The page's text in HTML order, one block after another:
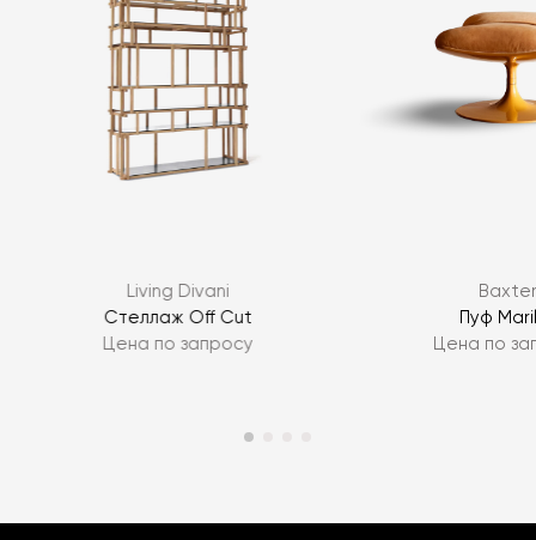
Living Divani
Стеллаж Off Cut
Цена по запросу
Baxter
Пуф
Цена по